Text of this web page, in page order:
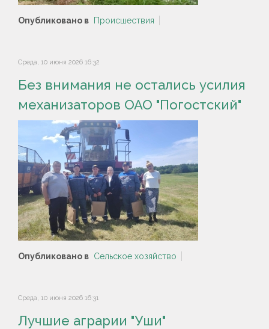
Опубликовано в Происшествия
Среда, 10 июня 2026 16:32
Без внимания не остались усилия
механизаторов ОАО "Погостский"
Опубликовано в Сельское хозяйство
Среда, 10 июня 2026 16:31
Лучшие аграрии "Уши"